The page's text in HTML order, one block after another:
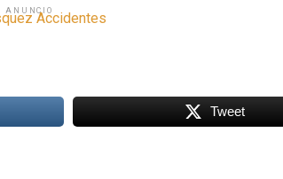
ANUNCIO
Tweet